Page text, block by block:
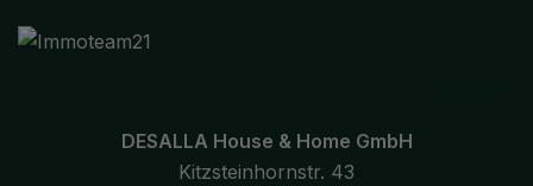
DESALLA House & Home GmbH
Kitzsteinhornstr. 43